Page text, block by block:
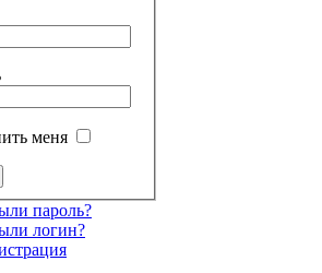
меня
пароль?
логин?